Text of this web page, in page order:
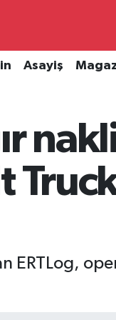
Asayiş
ERTLog,